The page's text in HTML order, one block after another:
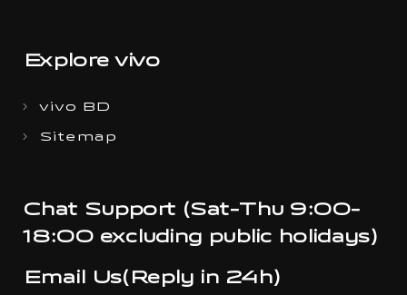
Explore vivo
vivo BD
Sitemap
Chat Support (Sat-Thu 9:00-
18:00 excluding public holidays)
Email Us(Reply in 24h)